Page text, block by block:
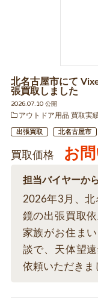
北名古屋市にて
張買取しました
2026.07.10 公開
アウトドア用品 買取実
出張買取 北名古屋市
買取価格 お
担当バイヤーか
2026年3月、北
鏡の出張買取
家族がお住ま
談で、天体望
依頼いただきま